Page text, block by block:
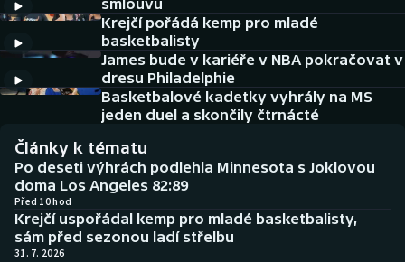
Americký fotbal
Baseball a softbal
Basketbal
Boby a skeleton
Box
NEPŘEHLÉDNĚTE
Soutěže
Historické návraty
AZ kvíz
smlouvu
Krejčí pořádá kemp pro mladé
basketbalisty
James bude v kariéře v NBA pokračovat v
dresu Philadelphie
Basketbalové kadetky vyhrály na MS
jeden duel a skončily čtrnácté
Články k tématu
Po deseti výhrách podlehla Minnesota s Joklovou
doma Los Angeles 82:89
Před 10 hod
Krejčí uspořádal kemp pro mladé basketbalisty,
sám před sezonou ladí střelbu
31. 7. 2026